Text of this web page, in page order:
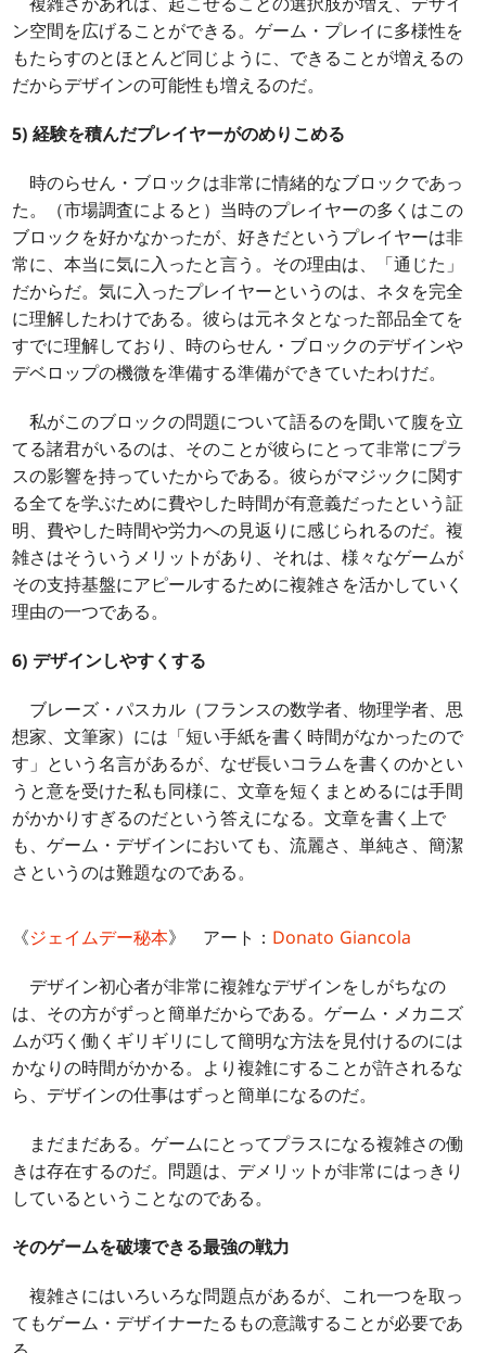
ン空間を広げることができる。ゲーム・プレイに多様性を
もたらすのとほとんど同じように、できることが増えるの
だからデザインの可能性も増えるのだ。
5) 経験を積んだプレイヤーがのめりこめる
時のらせん・ブロックは非常に情緒的なブロックであっ
た。（市場調査によると）当時のプレイヤーの多くはこの
ブロックを好かなかったが、好きだというプレイヤーは非
常に、本当に気に入ったと言う。その理由は、「通じた」
だからだ。気に入ったプレイヤーというのは、ネタを完全
に理解したわけである。彼らは元ネタとなった部品全てを
すでに理解しており、時のらせん・ブロックのデザインや
デベロップの機微を準備する準備ができていたわけだ。
私がこのブロックの問題について語るのを聞いて腹を立
てる諸君がいるのは、そのことが彼らにとって非常にプラ
スの影響を持っていたからである。彼らがマジックに関す
る全てを学ぶために費やした時間が有意義だったという証
明、費やした時間や労力への見返りに感じられるのだ。複
雑さはそういうメリットがあり、それは、様々なゲームが
その支持基盤にアピールするために複雑さを活かしていく
理由の一つである。
6) デザインしやすくする
ブレーズ・パスカル（フランスの数学者、物理学者、思
想家、文筆家）には「短い手紙を書く時間がなかったので
す」という名言があるが、なぜ長いコラムを書くのかとい
うと意を受けた私も同様に、文章を短くまとめるには手間
がかかりすぎるのだという答えになる。文章を書く上で
も、ゲーム・デザインにおいても、流麗さ、単純さ、簡潔
さというのは難題なのである。
《ジェイムデー秘本》 アート： Donato Giancola
デザイン初心者が非常に複雑なデザインをしがちなの
は、その方がずっと簡単だからである。ゲーム・メカニズ
ムが巧く働くギリギリにして簡明な方法を見付けるのには
かなりの時間がかかる。より複雑にすることが許されるな
ら、デザインの仕事はずっと簡単になるのだ。
まだまだある。ゲームにとってプラスになる複雑さの働
きは存在するのだ。問題は、デメリットが非常にはっきり
しているということなのである。
そのゲームを破壊できる最強の戦力
複雑さにはいろいろな問題点があるが、これ一つを取っ
てもゲーム・デザイナーたるもの意識することが必要であ